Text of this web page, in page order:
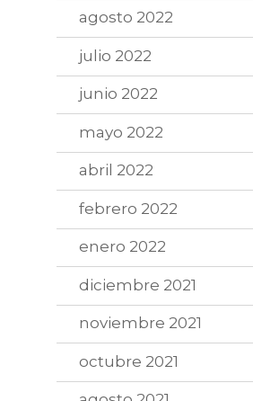
agosto 2022
julio 2022
junio 2022
mayo 2022
abril 2022
febrero 2022
enero 2022
diciembre 2021
noviembre 2021
octubre 2021